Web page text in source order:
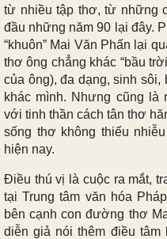
từ nhiều tập thơ, từ những
đầu những năm 90 lại đây.
“khuôn” Mai Văn Phấn lại
thơ ông chẳng khác “bầu
của ông), đa dạng, sinh
khác mình. Nhưng cũng
với tinh thần cách tân thơ
sống thơ không thiếu
hiện nay.
Điều thú vị là cuộc ra mắt,
tại Trung tâm văn hóa
bên cạnh con đường thơ
diễn giả nói thêm điều tâm